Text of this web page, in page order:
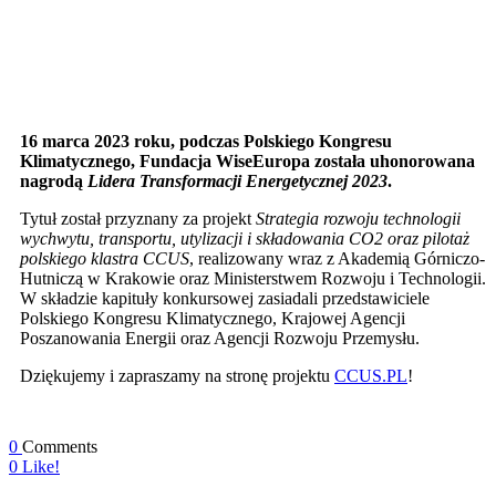
16 marca 2023 roku, podczas Polskiego Kongresu
Klimatycznego, Fundacja WiseEuropa została uhonorowana
nagrodą Lidera Transformacji Energetycznej 2023.
Tytuł został przyznany za projekt Strategia rozwoju technologii
wychwytu, transportu, utylizacji i składowania CO2 oraz pilotaż
polskiego klastra CCUS, realizowany wraz z Akademią Górniczo-
Hutniczą w Krakowie oraz Ministerstwem Rozwoju i Technologii.
W składzie kapituły konkursowej zasiadali przedstawiciele
Polskiego Kongresu Klimatycznego, Krajowej Agencji
Poszanowania Energii oraz Agencji Rozwoju Przemysłu.
Dziękujemy i zapraszamy na stronę projektu CCUS.PL!
0 Comments
0 Like!